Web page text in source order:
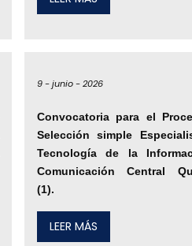
9 - junio - 2026
Convocatoria para el
Selección simple
Tecnología de la
Comunicación Central
(1).
LEER MÁS